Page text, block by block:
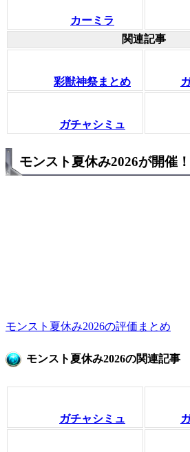
カーミラ
関連記事
彩獣神祭まとめ
ガチャシミュ
モンスト夏休み2026が開催！
モンスト夏休み2026の評価まとめ
モンスト夏休み2026の関連記事
ガチャシミュ